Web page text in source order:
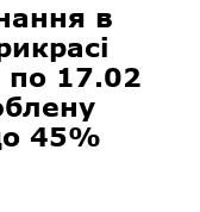
в
по 17.02
45%